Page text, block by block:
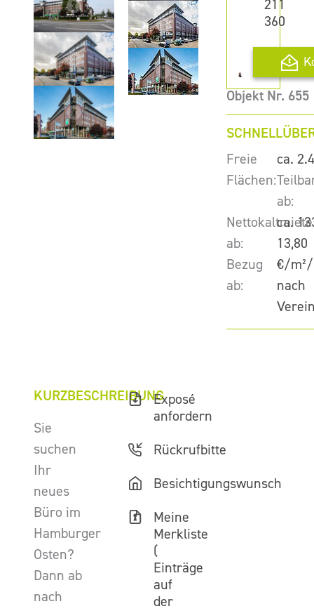
211
360
Objekt Nr. 655
Freie
Flächen:
ca.
ab:
ca.
Nettokaltmiete
ab:
13,80
€/
Bezug
ab:
nach
KURZBESCHREIBUNG
Sie
suchen
Ihr
neues
Büro im
Hamburger
Osten?
Dann ab
nach
Exposé
anfordern
Rückrufbitte
Besichtigungswunsch
Meine
Merkliste
(
Einträge
auf
der